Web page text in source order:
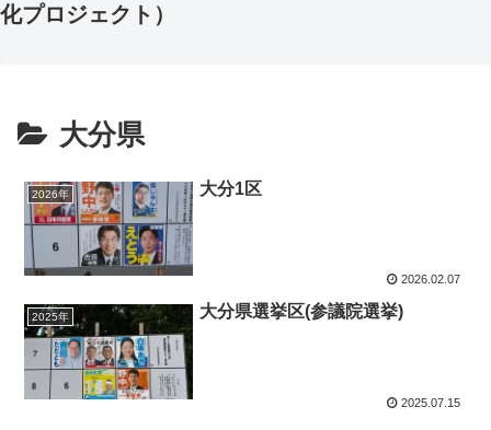
化プロジェクト）
大分県
2026年 大分1区
2026.02.07
2025年 大分県選挙区(参議院選挙)
2025.07.15